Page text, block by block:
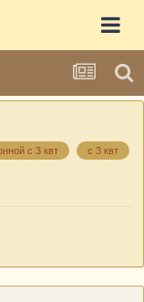
с 3 квт с 3 квт